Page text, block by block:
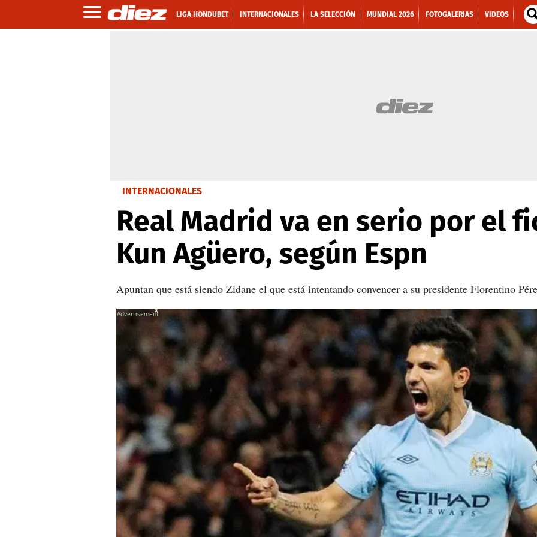
LIGA HONDUBET INTERNACIONALES LA SELECCIÓN MUNDIAL 2026 FOTOGALERIAS VIDEOS
INTERNACIONALES
Real Madrid va en serio por el
Kun Agüero, según Espn
Apuntan que está siendo Zidane el que está intentando convencer a su presidente Florentino
X